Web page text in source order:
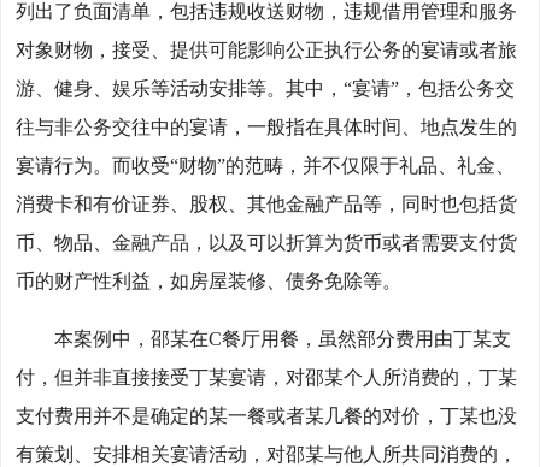
列出了负面清单，包括违规收送财物，违规借用管理和服务
对象财物，接受、提供可能影响公正执行公务的宴请或者旅
游、健身、娱乐等活动安排等。其中，“宴请”，包括公务交
往与非公务交往中的宴请，一般指在具体时间、地点发生的
宴请行为。而收受“财物”的范畴，并不仅限于礼品、礼金、
消费卡和有价证券、股权、其他金融产品等，同时也包括货
币、物品、金融产品，以及可以折算为货币或者需要支付货
币的财产性利益，如房屋装修、债务免除等。
本案例中，邵某在C餐厅用餐，虽然部分费用由丁某支
付，但并非直接接受丁某宴请，对邵某个人所消费的，丁某
支付费用并不是确定的某一餐或者某几餐的对价，丁某也没
有策划、安排相关宴请活动，对邵某与他人所共同消费的，